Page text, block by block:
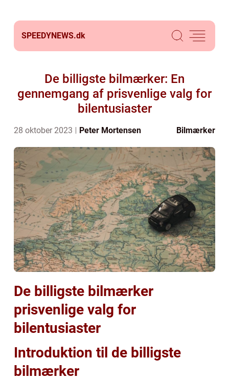
SPEEDYNEWS.dk
De billigste bilmærker: En
gennemgang af prisvenlige valg for
bilentusiaster
28 oktober 2023 Peter Mortensen Bilmærker
De billigste bilmærker
prisvenlige valg for
bilentusiaster
Introduktion til de billigste
bilmærker